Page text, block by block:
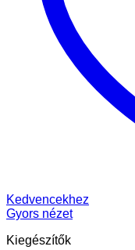
Kedvencekhez
Gyors nézet
Kiegészítők